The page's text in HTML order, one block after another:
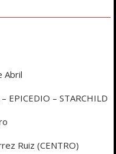
Abril
EPICEDIO – STARCHILD
Ruiz (CENTRO)